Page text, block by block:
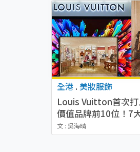
全港 . 美妝服飾
Louis Vuitton首次
價值品牌前10位！7
級手袋最平2萬有找
文 : 吳海晴